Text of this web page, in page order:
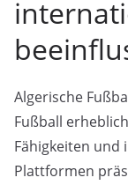
Algerische
Fußball
Fähigkeiten und
Plattformen